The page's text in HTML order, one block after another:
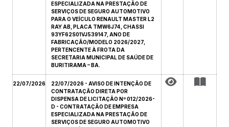
ESPECIALIZADA NA PRESTAÇÃO DE
SERVIÇOS DE SEGURO AUTOMOTIVO
PARA O VEÍCULO RENAULT MASTER L2
RAY AB, PLACA TMW6J74, CHASSI
93YF62S01VJ539147, ANO DE
FABRICAÇÃO/MODELO 2026/2027,
PERTENCENTE À FROTA DA
SECRETARIA MUNICIPAL DE SAÚDE DE
BURITIRAMA – BA.
22/07/2026
22/07/2026 - AVISO DE INTENÇÃO DE
CONTRATAÇÃO DIRETA POR
DISPENSA DE LICITAÇÃO Nº 012/2026-
D - CONTRATAÇÃO DE EMPRESA
ESPECIALIZADA NA PRESTAÇÃO DE
SERVIÇOS DE SEGURO AUTOMOTIVO